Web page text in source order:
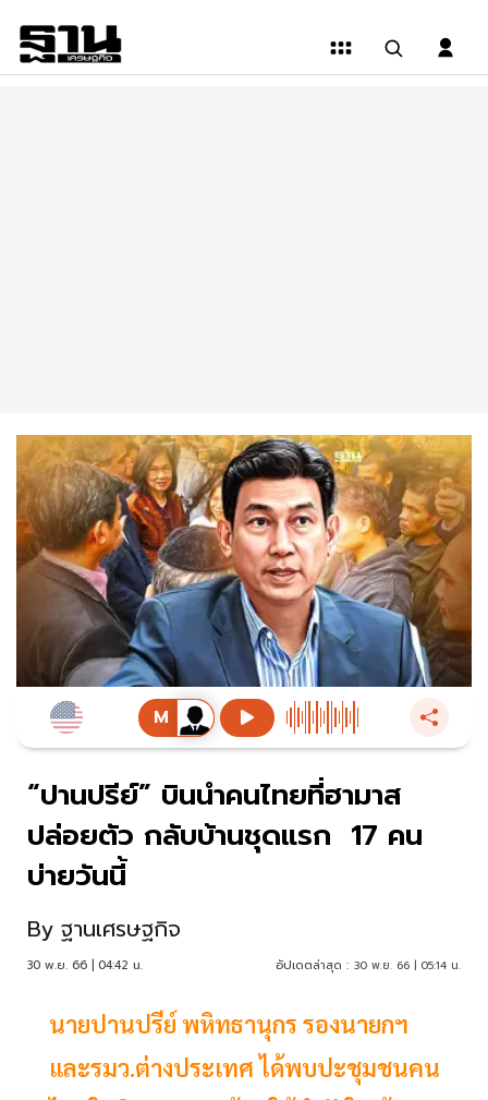
“ปานปรีย์” บินนำคนไทยที่ฮามาส
ปล่อยตัว กลับบ้านชุดแรก 17 คน
บ่ายวันนี้
By ฐานเศรษฐกิจ
30 พ.ย. 66 | 04:42 น. อัปเดตล่าสุด : 30 พ.ย. 66 | 05:14 น.
นายปานปรีย์ พหิทธานุกร รองนายกฯ
และรมว.ต่างประเทศ ได้พบปะชุมชนคน